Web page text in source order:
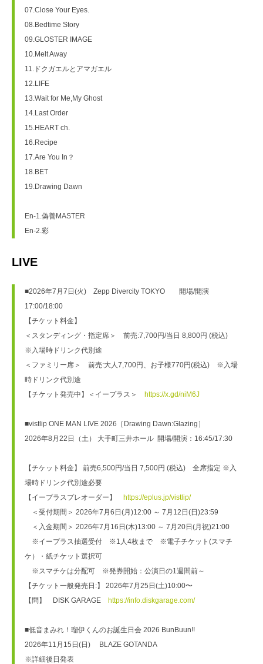
07.Close Your Eyes.
08.Bedtime Story
09.GLOSTER IMAGE
10.Melt Away
11.ドクガエルとアマガエル
12.LIFE
13.Wait for Me,My Ghost
14.Last Order
15.HEART ch.
16.Recipe
17.Are You In？
18.BET
19.Drawing Dawn
En-1.偽善MASTER
En-2.彩
LIVE
■2026年7月7日(火)　Zepp Divercity TOKYO　　開場/開演
17:00/18:00
【チケット料金】
＜スタンディング・指定席＞　前売:7,700円/当日 8,800円 (税込)
※入場時ドリンク代別途
＜ファミリー席＞　前売:大人7,700円、お子様770円(税込)　※入場
時ドリンク代別途
【チケット発売中】＜イープラス＞ https://x.gd/niM6J
■vistlip ONE MAN LIVE 2026［Drawing Dawn:Glazing］
2026年8月22日（土） 大手町三井ホール  開場/開演：16:45/17:30
【チケット料金】 前売6,500円/当日 7,500円 (税込)　全席指定 ※入
場時ドリンク代別途必要
【イープラスプレオーダー】 https://eplus.jp/vistlip/
＜受付期間＞ 2026年7月6日(月)12:00 ～ 7月12日(日)23:59
＜入金期間＞ 2026年7月16日(木)13:00 ～ 7月20日(月祝)21:00
※イープラス抽選受付　※1人4枚まで　※電子チケット(スマチ
ケ）・紙チケット選択可
※スマチケは分配可　※発券開始：公演日の1週間前～
【チケット一般発売日:】 2026年7月25日(土)10:00〜
【問】　DISK GARAGE https://info.diskgarage.com/
■低音まみれ！瑠伊くんのお誕生日会 2026 BunBuun!!
2026年11月15日(日) 　BLAZE GOTANDA
※詳細後日発表